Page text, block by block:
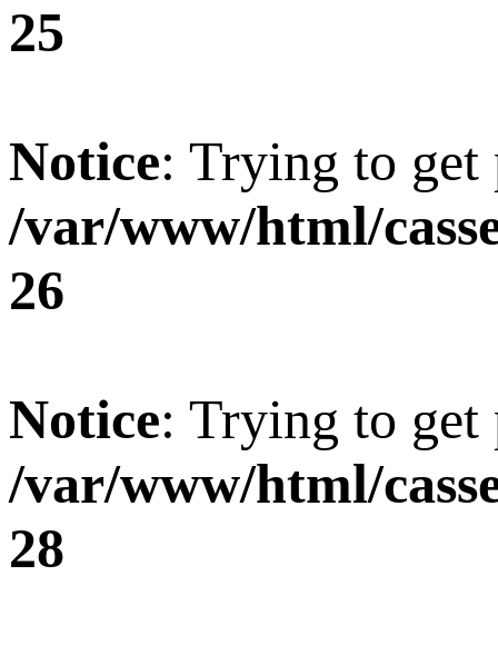
25
Notice: Trying to
/var/www/html/
26
Notice: Trying to
/var/www/html/
28